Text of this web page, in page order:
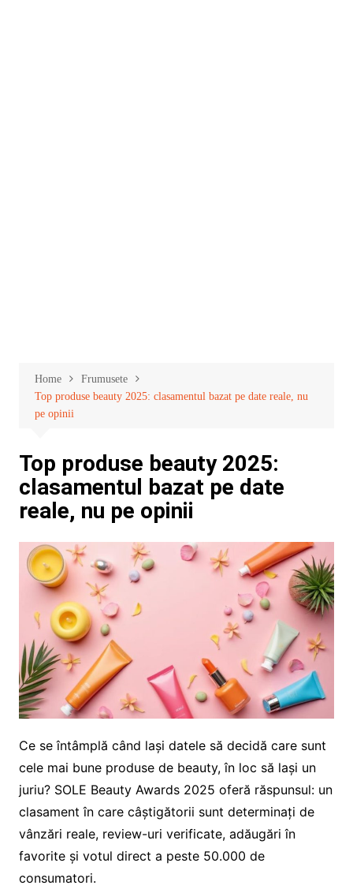
Home
Frumusete
Top produse beauty 2025: clasamentul bazat pe date reale, nu
pe opinii
Top produse beauty 2025:
clasamentul bazat pe date
reale, nu pe opinii
Ce se întâmplă când lași datele să decidă care sunt
cele mai bune produse de beauty, în loc să lași un
juriu? SOLE Beauty Awards 2025 oferă răspunsul: un
clasament în care câștigătorii sunt determinați de
vânzări reale, review-uri verificate, adăugări în
favorite și votul direct a peste 50.000 de
consumatori.